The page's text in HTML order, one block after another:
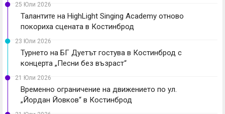
25 Юли 2026
Талантите на HighLight Singing Academy отново
покориха сцената в Костинброд
23 Юли 2026
Турнето на БГ Дуетът гостува в Костинброд с
концерта „Песни без възраст“
21 Юли 2026
Временно ограничение на движението по ул.
„Йордан Йовков“ в Костинброд